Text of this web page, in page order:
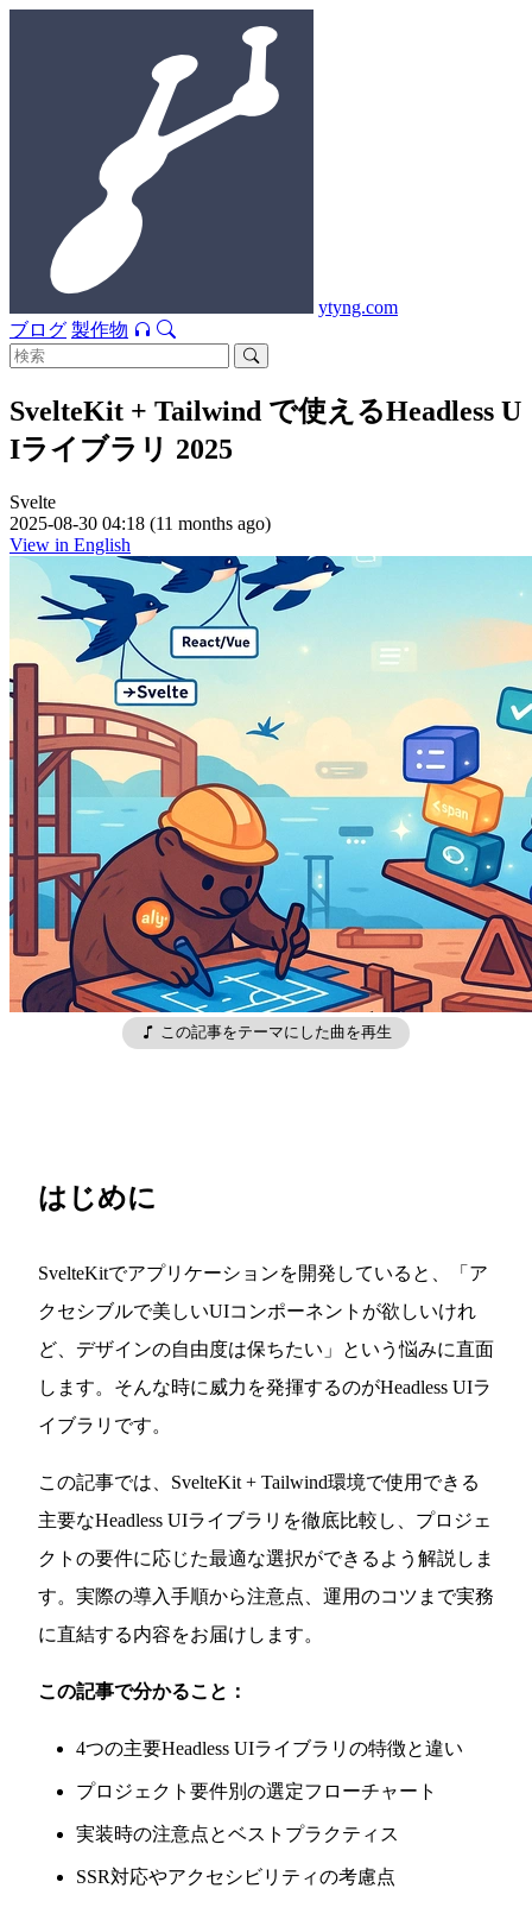
ytyng.com
ブログ 製作物
SvelteKit + Tailwind で使えるHeadless U
Iライブラリ 2025
Svelte
2025-08-30 04:18 (11 months ago)
View in English
この記事をテーマにした曲を再生
はじめに
SvelteKitでアプリケーションを開発していると、「ア
クセシブルで美しいUIコンポーネントが欲しいけれ
ど、デザインの自由度は保ちたい」という悩みに直面
します。そんな時に威力を発揮するのがHeadless UIラ
イブラリです。
この記事では、SvelteKit + Tailwind環境で使用できる
主要なHeadless UIライブラリを徹底比較し、プロジェ
クトの要件に応じた最適な選択ができるよう解説しま
す。実際の導入手順から注意点、運用のコツまで実務
に直結する内容をお届けします。
この記事で分かること：
4つの主要Headless UIライブラリの特徴と違い
プロジェクト要件別の選定フローチャート
実装時の注意点とベストプラクティス
SSR対応やアクセシビリティの考慮点